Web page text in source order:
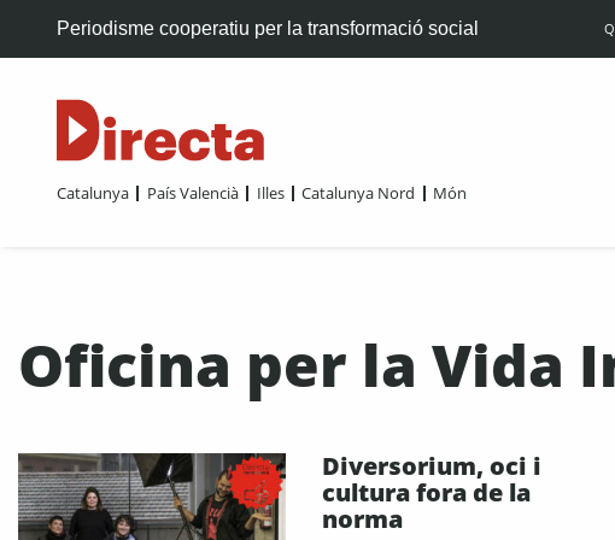
Periodisme cooperatiu per la transformació social
Catalunya País Valencià Illes Catalunya Nord Món
Oficina per la Vida
Diversorium, oci i
cultura fora de la
norma